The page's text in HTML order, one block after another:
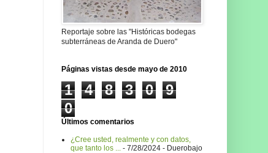
Reportaje sobre las "Históricas bodegas
subterráneas de Aranda de Duero"
Páginas vistas desde mayo de 2010
1 4 8 3 0
9
0
Últimos comentarios
¿Cree usted, realmente y con datos,
que tanto los ...
- 7/28/2024 - Duerobajo